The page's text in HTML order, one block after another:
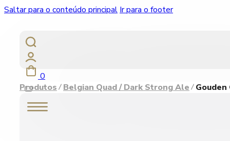
Saltar para o conteúdo principal Ir para o footer
0
Produtos
Belgian Quad / Dark Strong Ale Gouden